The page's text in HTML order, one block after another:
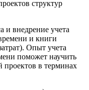
структур
и внедрение учета
и книги
Опыт учета
поможет научить
проектов в терминах